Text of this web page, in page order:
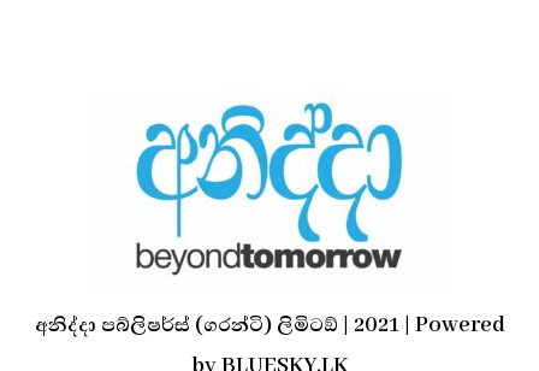
අනිද්දා පබ්ලිෂර්ස් (ගරන්ටි) ලිමිටඞ් | 2021 | Powered